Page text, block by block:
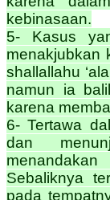
kebinasaan.
5- Kasus
menakjubkan
shallallahu
namun ia
karena
6- Tertawa
dan
Sebaliknya
pada